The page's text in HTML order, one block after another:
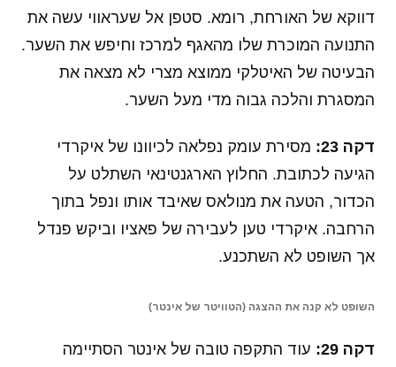
דווקא של האורחת, רומא. סטפן אל שעראווי עשה את
התנועה המוכרת שלו מהאגף למרכז וחיפש את השער.
הבעיטה של האיטלקי ממוצא מצרי לא מצאה את
המסגרת והלכה גבוה מדי מעל השער.
דקה 23:
מסירת עומק נפלאה לכיוונו של איקרדי
הגיעה לכתובת. החלוץ הארגנטינאי השתלט על
הכדור, הטעה את מנולאס שאיבד אותו ונפל בתוך
הרחבה. איקרדי טען לעבירה של פאציו וביקש פנדל
אך השופט לא השתכנע.
השופט לא קנה את ההצגה (הטוויטר של אינטר)
דקה 29:
עוד התקפה טובה של אינטר הסתיימה